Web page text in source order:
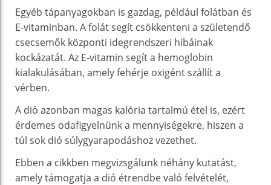
Egyéb tápanyagokban is gazdag, például folátban és
E-vitaminban. A folát segít csökkenteni a születendő
csecsemők központi idegrendszeri hibáinak
kockázatát. Az E-vitamin segít a hemoglobin
kialakulásában, amely fehérje oxigént szállít a
vérben.
A dió azonban magas kalória tartalmú étel is, ezért
érdemes odafigyelnünk a mennyiségekre, hiszen a
túl sok dió súlygyarapodáshoz vezethet.
Ebben a cikkben megvizsgálunk néhány kutatást,
amely támogatja a dió étrendbe való felvételét,